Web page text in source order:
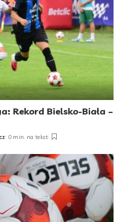
Rekord Bielsko-Biała –
0 min. na tekst